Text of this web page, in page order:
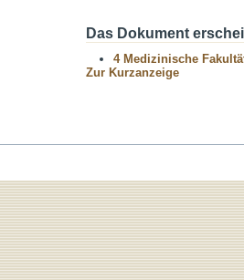
Das Dokument
4 Medizinische
Zur Kurzanzeige